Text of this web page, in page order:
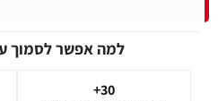
למה אפשר לסמוך
30+